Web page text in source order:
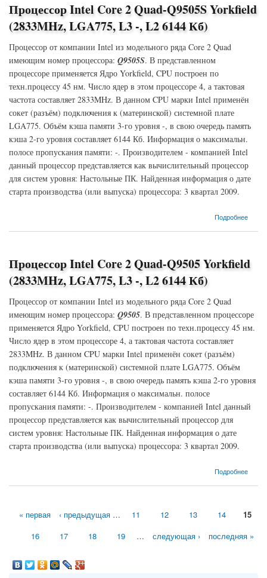
Процессор Intel Core 2 Quad-Q9505S Yorkfield
(2833MHz, LGA775, L3 -, L2 6144 Кб)
Процессор от компании Intel из модельного ряда Core 2 Quad
имеющим номер процессора: Q9505S. В представленном
процессоре применяется Ядро Yorkfield, CPU построен по
техн.процессу 45 нм. Число ядер в этом процессоре 4, а тактовая
частота составляет 2833MHz. В данном CPU марки Intel применён
сокет (разъём) подключения к (материнской) системной плате
LGA775. Объём кэша памяти 3-го уровня -, в свою очередь память
кэша 2-го уровня составляет 6144 Кб. Информация о максимальн.
полосе пропускания памяти: -. Производителем - компанией Intel
данный процессор представляется как вычислительный процессор
для систем уровня: Настольные ПК. Найденная информация о дате
старта производства (или выпуска) процессора: 3 квартал 2009.
Подробнее
о Процессор Intel Core 2 Quad-Q9505S Yorkfield (2833MHz, LGA775, L3 -, L2 6144 Кб)
Процессор Intel Core 2 Quad-Q9505 Yorkfield
(2833MHz, LGA775, L3 -, L2 6144 Кб)
Процессор от компании Intel из модельного ряда Core 2 Quad
имеющим номер процессора: Q9505. В представленном процессоре
применяется Ядро Yorkfield, CPU построен по техн.процессу 45 нм.
Число ядер в этом процессоре 4, а тактовая частота составляет
2833MHz. В данном CPU марки Intel применён сокет (разъём)
подключения к (материнской) системной плате LGA775. Объём
кэша памяти 3-го уровня -, в свою очередь память кэша 2-го уровня
составляет 6144 Кб. Информация о максимальн. полосе
пропускания памяти: -. Производителем - компанией Intel данный
процессор представляется как вычислительный процессор для
систем уровня: Настольные ПК. Найденная информация о дате
старта производства (или выпуска) процессора: 3 квартал 2009.
Подробнее
о Процессор Intel Core 2 Quad-Q9505 Yorkfield (2833MHz, LGA775, L3 -, L2 6144 Кб)
Страницы
« первая ‹ предыдущая … 11 12 13 14
15
16
17 18 19 … следующая › последняя »